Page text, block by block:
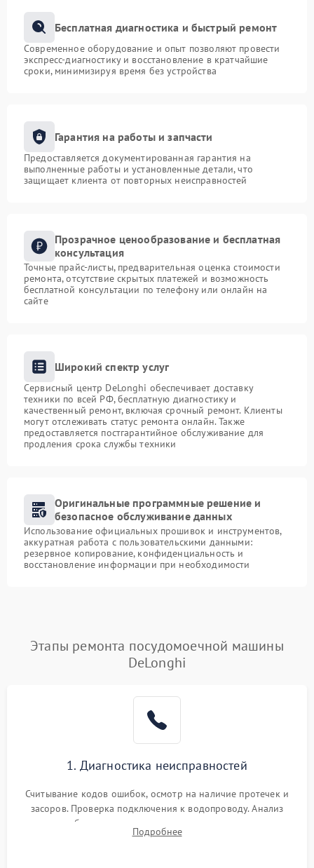
Бесплатная диагностика и быстрый ремонт
Современное оборудование и опыт позволяют провести
экспресс-диагностику и восстановление в кратчайшие
сроки, минимизируя время без устройства
Гарантия на работы и запчасти
Предоставляется документированная гарантия на
выполненные работы и установленные детали, что
защищает клиента от повторных неисправностей
Прозрачное ценообразование и бесплатная
консультация
Точные прайс-листы, предварительная оценка стоимости
ремонта, отсутствие скрытых платежей и возможность
бесплатной консультации по телефону или онлайн на
сайте
Широкий спектр услуг
Сервисный центр DeLonghi обеспечивает доставку
техники по всей РФ, бесплатную диагностику и
качественный ремонт, включая срочный ремонт. Клиенты
могут отслеживать статус ремонта онлайн. Также
предоставляется постгарантийное обслуживание для
продления срока службы техники
Оригинальные программные решение и
безопасное обслуживание данных
Использование официальных прошивок и инструментов,
аккуратная работа с пользовательскими данными:
резервное копирование, конфиденциальность и
восстановление информации при необходимости
Этапы ремонта посудомоечной машины
DeLonghi
1. Диагностика неисправностей
Считывание кодов ошибок, осмотр на наличие протечек и
засоров. Проверка подключения к водопроводу. Анализ
жалоб на отсутствие слива, нагрева, вращения
разбрызгивателей или срабатывание системы защиты
Подробнее